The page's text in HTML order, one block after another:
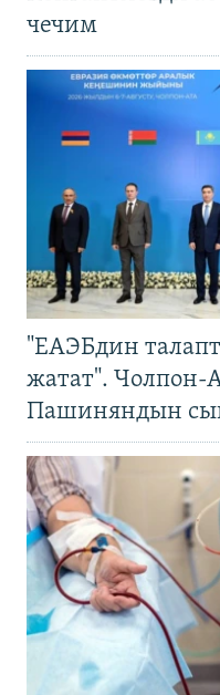
чечим
"ЕАЭБдин
жатат". Чолпон-
Пашиняндын